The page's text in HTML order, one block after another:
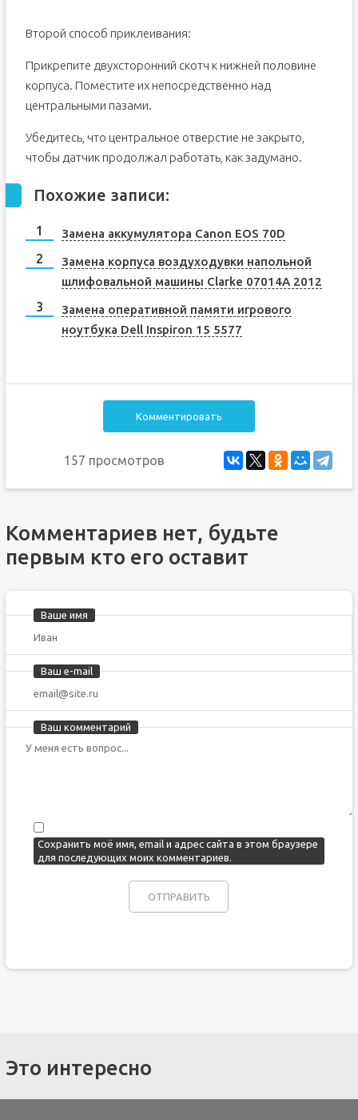
Второй способ приклеивания:
Прикрепите двухсторонний скотч к нижней половине
корпуса. Поместите их непосредственно над
центральными пазами.
Убедитесь, что центральное отверстие не закрыто,
чтобы датчик продолжал работать, как задумано.
Похожие записи:
Замена аккумулятора Canon EOS 70D
Замена корпуса воздуходувки напольной
шлифовальной машины Clarke 07014A 2012
Замена оперативной памяти игрового
ноутбука Dell Inspiron 15 5577
Комментировать
157 просмотров
Комментариев нет, будьте
первым кто его оставит
Ваше имя
Ваш e-mail
Ваш комментарий
Сохранить моё имя, email и адрес сайта в этом браузере
для последующих моих комментариев.
Это интересно